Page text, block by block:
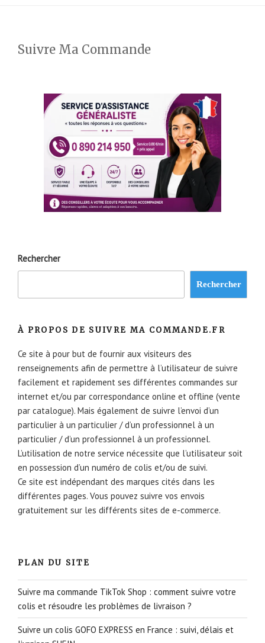
Suivre Ma Commande
Rechercher
Rechercher
À PROPOS DE SUIVRE MA COMMANDE.FR
Ce site à pour but de fournir aux visiteurs des
renseignements afin de permettre à l’utilisateur de suivre
facilement et rapidement ses différentes commandes sur
internet et/ou par correspondance online et offline (vente
par catalogue). Mais également de suivre l’envoi d’un
particulier à un particulier / d’un professionnel à un
particulier / d’un professionnel à un professionnel.
L’utilisation de notre service nécessite que l’utilisateur soit
en possession d’un numéro de colis et/ou de suivi.
Ce site est indépendant des marques cités dans les
différentes pages. Vous pouvez suivre vos envois
gratuitement sur les différents sites de e-commerce.
PLAN DU SITE
Suivre ma commande TikTok Shop : comment suivre votre
colis et résoudre les problèmes de livraison ?
Suivre un colis GOFO EXPRESS en France : suivi, délais et